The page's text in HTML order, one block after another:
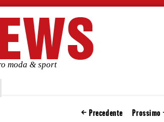
moda & sport
Precedente Prossimo